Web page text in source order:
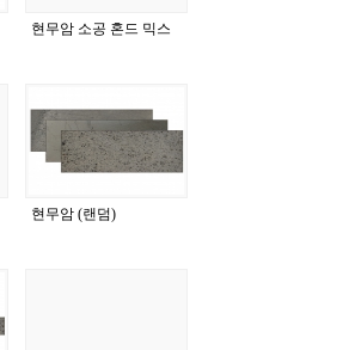
현무암 소공 혼드 믹스
현무암 (랜덤)